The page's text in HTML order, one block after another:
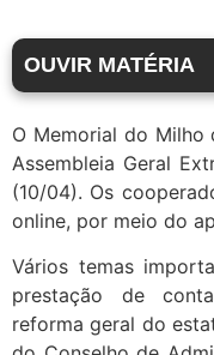
OUVIR MATÉRIA
O Memorial do Milho
Assembleia Geral
(10/04). Os
online, por meio do
Vários temas
prestação de
reforma geral do